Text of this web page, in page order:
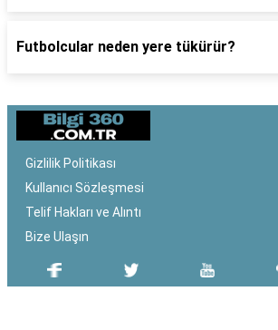
Futbolcular neden yere tükürür?
Gizlilik Politikası
Kullanıcı Sözleşmesi
Telif Hakları ve Alıntı
Bize Ulaşın